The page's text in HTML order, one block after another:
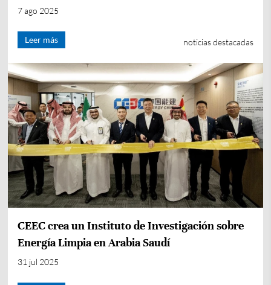
7 ago 2025
Leer más noticias destacadas
CEEC crea un Instituto de Investigación sobre
Energía Limpia en Arabia Saudí
31 jul 2025